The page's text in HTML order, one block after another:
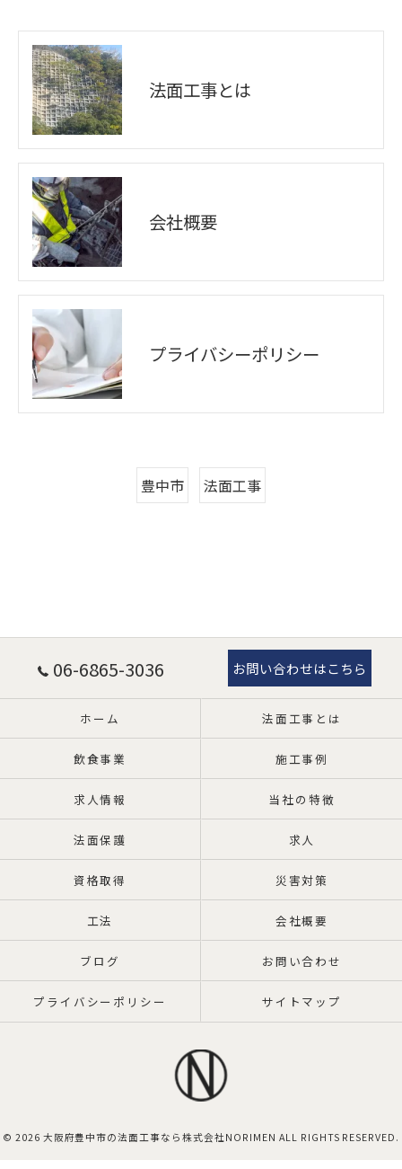
法面工事とは
会社概要
プライバシーポリシー
豊中市 法面工事
06-6865-3036 お問い合わせはこちら
ホーム 法面工事とは
飲食事業 施工事例
求人情報 当社の特徴
法面保護 求人
資格取得 災害対策
工法 会社概要
ブログ お問い合わせ
プライバシーポリシー サイトマップ
© 2026 大阪府豊中市の法面工事なら株式会社NORIMEN ALL RIGHTS RESERVED.